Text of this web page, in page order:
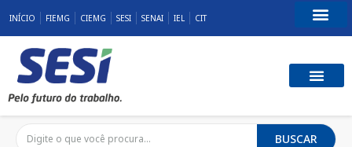
INÍCIO FIEMG CIEMG SESI SENAI IEL CIT
BUSCAR